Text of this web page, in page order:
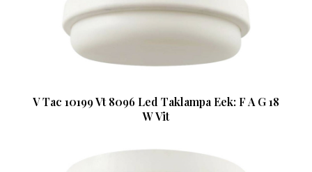
V Tac 10199 Vt 8096 Led Taklampa Eek: F A G 18
W Vit